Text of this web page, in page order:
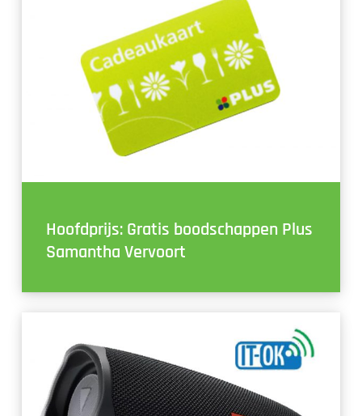
Hoofdprijs: Gratis boodschappen Plus
Samantha Vervoort